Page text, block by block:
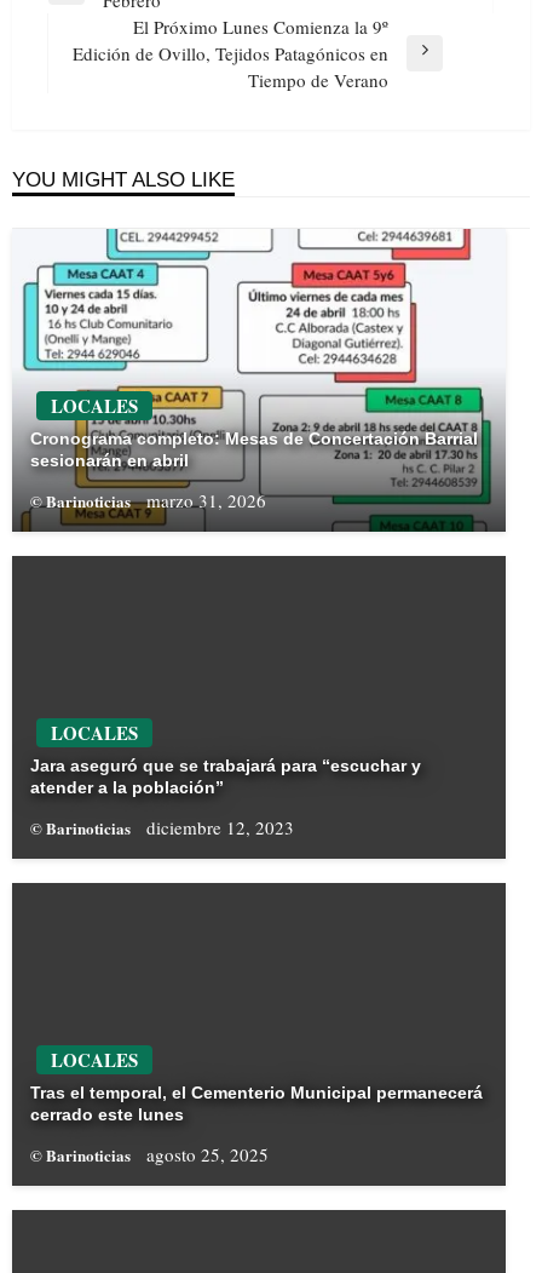
Next
El Próximo Lunes Comienza la 9º
Edición de Ovillo, Tejidos Patagónicos en
Tiempo de Verano
YOU MIGHT ALSO LIKE
LOCALES
Cronograma completo: Mesas de Concertación Barrial
sesionarán en abril
© Barinoticias marzo 31, 2026
LOCALES
Jara aseguró que se trabajará para “escuchar y
atender a la población”
© Barinoticias diciembre 12, 2023
LOCALES
Tras el temporal, el Cementerio Municipal permanecerá
cerrado este lunes
© Barinoticias agosto 25, 2025